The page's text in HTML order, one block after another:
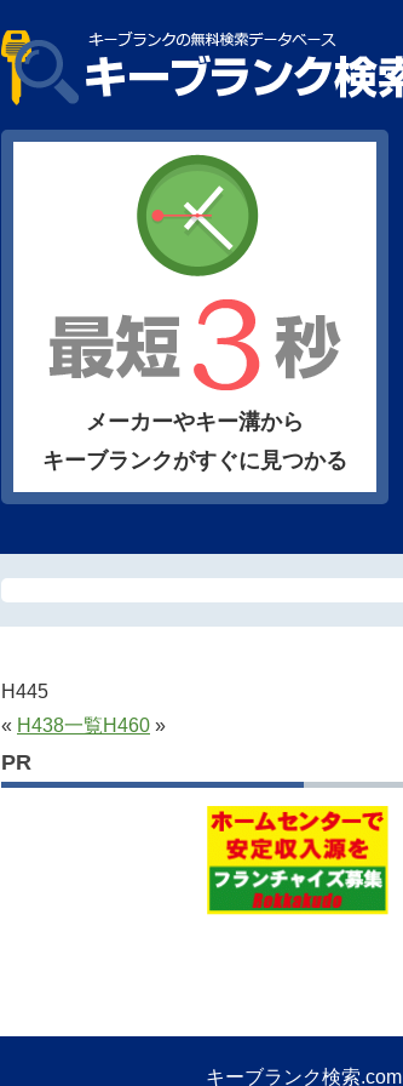
メーカーやキー溝から
キーブランクがすぐに見つかる
H445
« H438一覧H460 »
PR
キーブランク検索.com